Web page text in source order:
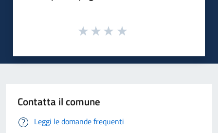
Contatta il comune
Leggi le domande frequenti